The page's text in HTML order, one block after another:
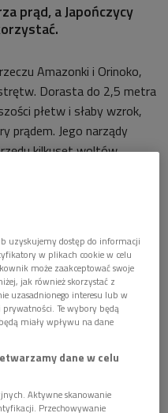
prąd, a Japończycy
Amazonki i Orinoko,
Dorasta do 2,5 metra
płetw i słaby wzrok,
prądem. Jego narządy
kilkuset woltów.
elektryczny stał się
Enoshima Aquarium w
Minawa, pracownik
elektryczności,
pokaźny węgorz
z aluminium, pełniące
lampek choinkowych.
prąd, który zbierają
się na moment.
uzyskujemy dostęp do informacji
w plikach cookie w celu
może zaakceptować swoje
jak również skorzystać z
uzasadnionego interesu lub w
Te wybory będą
miały wpływu na dane
dane w celu
Aktywne skanowanie
Przechowywanie